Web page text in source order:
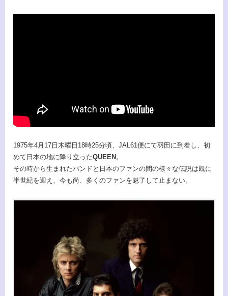
1975年4月17日木曜日18時25分頃、JAL61便にて羽田に到着し、初
めて日本の地に降り立ったQUEEN 。
その時から生まれたバンドと日本のファンの間の様々な伝説は既に
半世紀を迎え、今も尚、多くのファンを魅了して止まない。